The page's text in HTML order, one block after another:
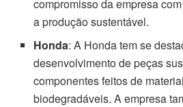
compromisso da empresa
a produção sustentável.
Honda: A Honda tem se
desenvolvimento de peças
componentes feitos de
biodegradáveis. A empresa